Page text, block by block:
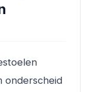
onderscheid